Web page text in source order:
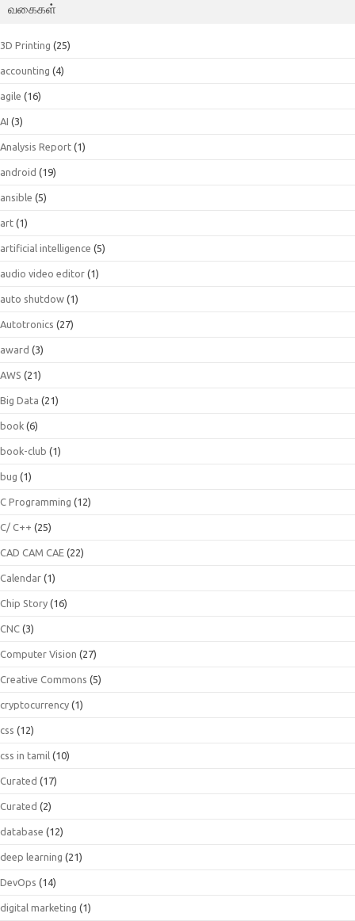
வகைகள்
3D Printing (25)
accounting (4)
agile (16)
AI (3)
Analysis Report (1)
android (19)
ansible (5)
art (1)
artificial intelligence (5)
audio video editor (1)
auto shutdow (1)
Autotronics (27)
award (3)
AWS (21)
Big Data (21)
book (6)
book-club (1)
bug (1)
C Programming (12)
C/ C++ (25)
CAD CAM CAE (22)
Calendar (1)
Chip Story (16)
CNC (3)
Computer Vision (27)
Creative Commons (5)
cryptocurrency (1)
css (12)
css in tamil (10)
Curated (17)
Curated (2)
database (12)
deep learning (21)
DevOps (14)
digital marketing (1)